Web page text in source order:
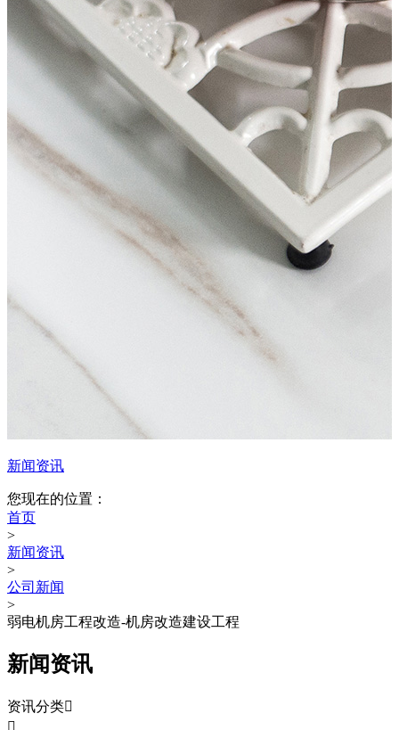
新闻资讯
您现在的位置：
首页
>
新闻资讯
>
公司新闻
>
弱电机房工程改造-机房改造建设工程
新闻资讯
资讯分类
